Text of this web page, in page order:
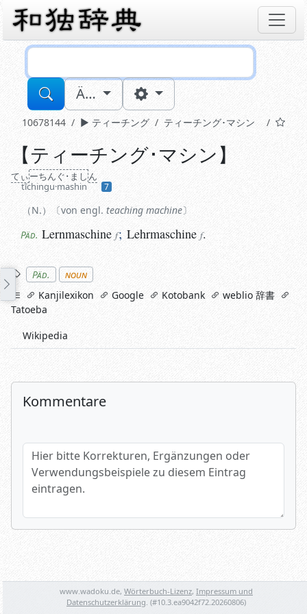
Ä…
10678144 ティーチング ティーチング･マシン
N. von engl.teaching machine
Päd. Lernmaschine
【ティーチング･マシン】
てぃーちんぐ･ましん
tīchingu·mashin
7
N. von engl. teaching machine
Päd. Lernmaschine f; Lehrmaschine f.
Stichworte
Päd.
noun
linksKanjilexikon Google Kotobank
weblio 辞書
Tatoeba
Wikipedia
Kommentare
Hier bitte Korrekturen, Ergänzungen oder
Spamtest: 2+3=?
www.wadoku.de, Wörterbuch-Lizenz, Impressum und
Datenschutzerklärung . (#10.3.ea9042f72.20260806)